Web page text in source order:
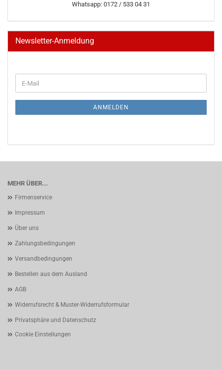
Whatsapp: 0172 / 533 04 31
Newsletter-Anmeldung
ZUR
E-
Mail
ANMELDEN
MEHR ÜBER...
Firmenservice
Impressum
Über uns
Zahlungsbedingungen
Versandbedingungen
Bestellen aus dem Ausland
AGB
Widerrufsrecht & Muster-Widerrufsformular
Privatsphäre und Datenschutz
Cookie Einstellungen